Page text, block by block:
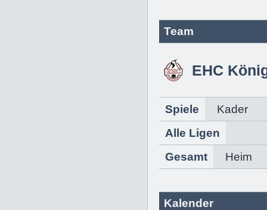
Team
EHC
Spiele
Kader
Alle Ligen
Gesamt
Heim
Kalender